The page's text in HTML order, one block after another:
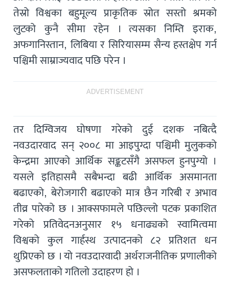
तेस्रो विश्वका बहुमूल्य प्राकृतिक स्रोत सस्तो श्रमको
लुटको कुनै सीमा रहेन । त्यसका निम्ति इराक,
अफगानिस्तान, लिबिया र सिरियासम्म सैन्य हस्तक्षेप गर्न
पश्चिमी साम्राज्यवाद पछि परेन ।
ADVERTISEMENT
तर दिग्विजय घोषणा गरेको दुई दशक नबित्दै
नवउदारवाद सन् २००८ मा आइपुग्दा पश्चिमी मुलुकको
केन्द्रमा आएको आर्थिक सङ्कटसँगै असफल हुनपुग्यो ।
यसले इतिहासमै सबैभन्दा बढी आर्थिक असमानता
बढाएको, बेरोजगारी बढाएको मात्र छैन गरिबी र अभाव
तीव्र पारेको छ । आक्सफामले पछिल्लो पटक प्रकाशित
गरेको प्रतिवेदनअनुसार १५ धनाढ्यको स्वामित्वमा
विश्वको कुल गार्हस्थ उत्पादनको ८२ प्रतिशत धन
थुप्रिएको छ । यो नवउदारवादी अर्थराजनीतिक प्रणालीको
असफलताको गतिलो उदाहरण हो ।